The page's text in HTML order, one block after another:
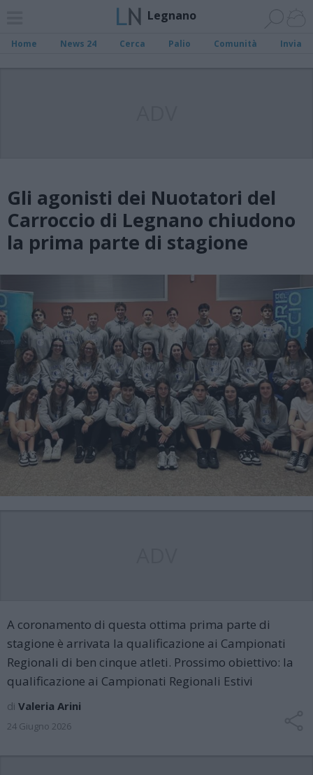
Legnano
Home News 24 Cerca Palio Comunità Invia
Gli agonisti dei Nuotatori del
Carroccio di Legnano chiudono
la prima parte di stagione
A coronamento di questa ottima prima parte di
stagione è arrivata la qualificazione ai Campionati
Regionali di ben cinque atleti. Prossimo obiettivo: la
qualificazione ai Campionati Regionali Estivi
di Valeria Arini
24 Giugno 2026